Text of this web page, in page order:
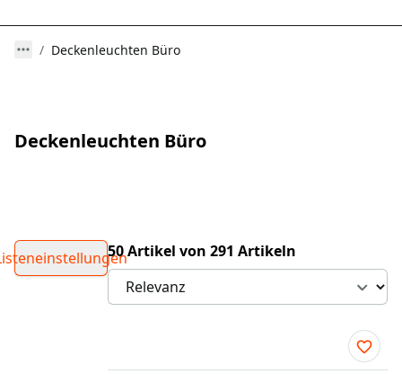
Deckenleuchten Büro
Deckenleuchten Büro
50 Artikel von 291 Artikeln